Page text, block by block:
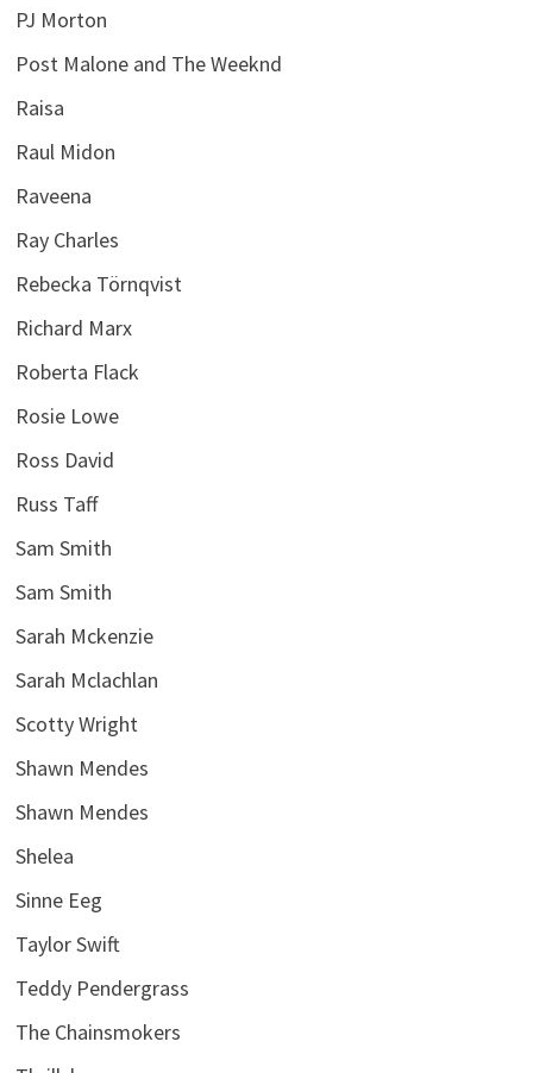
PJ Morton
Post Malone and The Weeknd
Raisa
Raul Midon
Raveena
Ray Charles
Rebecka Törnqvist
Richard Marx
Roberta Flack
Rosie Lowe
Ross David
Russ Taff
Sam Smith
Sam Smith
Sarah Mckenzie
Sarah Mclachlan
Scotty Wright
Shawn Mendes
Shawn Mendes
Shelea
Sinne Eeg
Taylor Swift
Teddy Pendergrass
The Chainsmokers